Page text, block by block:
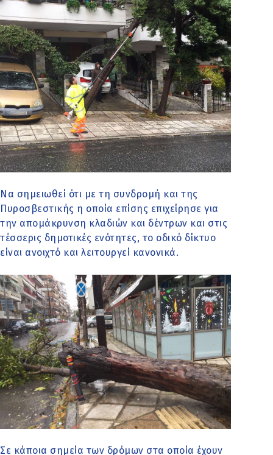
Να σημειωθεί ότι με τη συνδρομή και της
Πυροσβεστικής η οποία επίσης επιχείρησε για
την απομάκρυνση κλαδιών και δέντρων και στις
τέσσερις δημοτικές ενότητες, το οδικό δίκτυο
είναι ανοιχτό και λειτουργεί κανονικά.
Σε κάποια σημεία των δρόμων στα οποία έχουν